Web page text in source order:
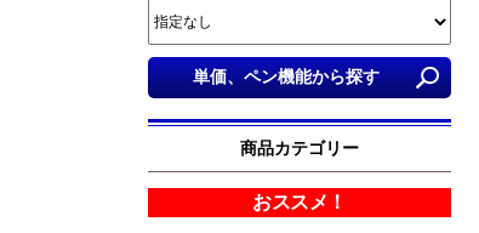
商品カテゴリー
おススメ！